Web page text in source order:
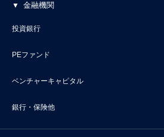
金融機関
投資銀行
PEファンド
ベンチャーキャピタル
銀行・保険他